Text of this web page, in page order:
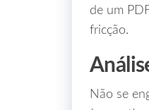
de um
fricção.
Não se